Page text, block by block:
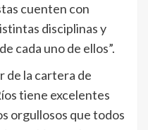
cuenten con
disciplinas y
cada uno de ellos”.
de la cartera de
tiene excelentes
orgullosos que todos